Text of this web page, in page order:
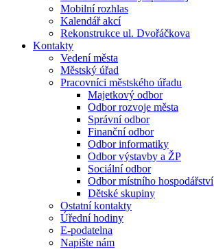
Mobilní rozhlas
Kalendář akcí
Rekonstrukce ul. Dvořáčkova
Kontakty
Vedení města
Městský úřad
Pracovníci městského úřadu
Majetkový odbor
Odbor rozvoje města
Správní odbor
Finanční odbor
Odbor informatiky
Odbor výstavby a ŽP
Sociální odbor
Odbor místního hospodářství
Dětské skupiny
Ostatní kontakty
Úřední hodiny
E-podatelna
Napište nám